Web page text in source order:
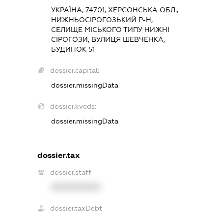
УКРАЇНА, 74701, ХЕРСОНСЬКА ОБЛ.,
НИЖНЬОСІРОГОЗЬКИЙ Р-Н,
СЕЛИЩЕ МІСЬКОГО ТИПУ НИЖНІ
СІРОГОЗИ, ВУЛИЦЯ ШЕВЧЕНКА,
БУДИНОК 51
dossier.capital:
dossier.missingData
dossier.kveds:
dossier.missingData
dossier.tax
dossier.staff
dossier.taxDebt